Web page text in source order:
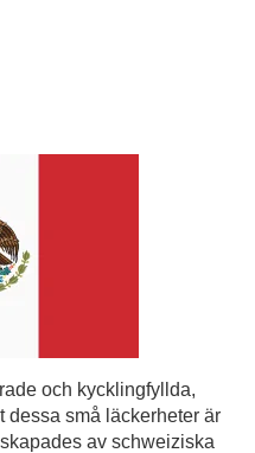
och kycklingfyllda,
dessa små läckerheter är
av schweiziska